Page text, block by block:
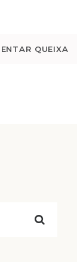
QUEIXA